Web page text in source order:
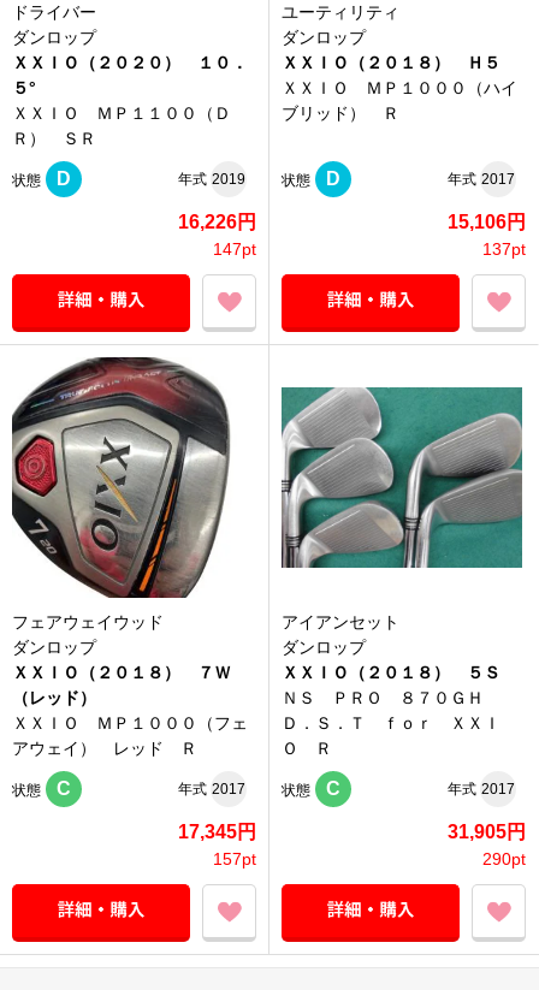
ドライバー
ダンロップ
ＸＸＩＯ（２０２０） １０．
５°
ＸＸＩＯ ＭＰ１１００（Ｄ
Ｒ） ＳＲ
状態 D 年式 2019
16,226円
147pt
ユーティリティ
ダンロップ
ＸＸＩＯ（２０１８） Ｈ５
ＸＸＩＯ ＭＰ１０００（ハイ
ブリッド） Ｒ
状態 D 年式 2017
15,106円
137pt
フェアウェイウッド
ダンロップ
ＸＸＩＯ（２０１８） ７Ｗ
（レッド）
ＸＸＩＯ ＭＰ１０００（フェ
アウェイ） レッド Ｒ
状態 C 年式 2017
17,345円
157pt
アイアンセット
ダンロップ
ＸＸＩＯ（２０１８） ５Ｓ
ＮＳ ＰＲＯ ８７０ＧＨ
Ｄ．Ｓ．Ｔ ｆｏｒ ＸＸＩ
Ｏ Ｒ
状態 C 年式 2017
31,905円
290pt